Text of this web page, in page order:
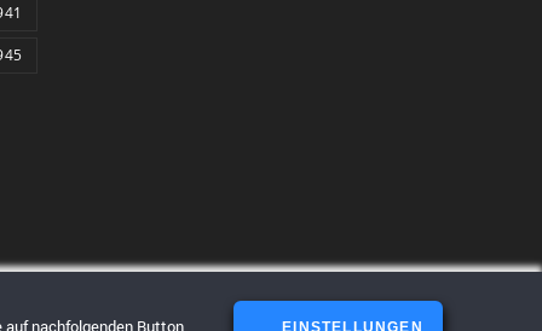
nachfolgenden Button. EINSTELLUNGEN